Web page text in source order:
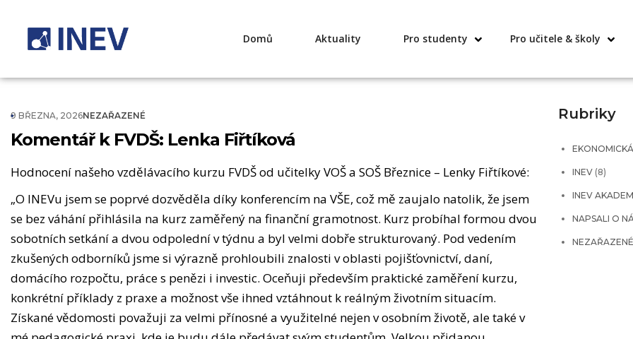
Domů Aktuality Pro studenty Pro učitele & školy
9 BŘEZNA, 2026NEZAŘAZENÉ
Komentář k FVDŠ: Lenka Fiřtíková
Hodnocení našeho vzdělávacího kurzu FVDŠ od učitelky VOŠ a SOŠ Březnice – Lenky Fiřtíkové:
„O INEVu jsem se poprvé dozvěděla díky konferencím na VŠE, což mě zaujalo natolik, že jsem
se bez váhání přihlásila na kurz zaměřený na finanční gramotnost. Kurz probíhal formou dvou
sobotních setkání a dvou odpolední v týdnu a byl velmi dobře strukturovaný. Pod vedením
zkušených odborníků jsme si výrazně prohloubili znalosti v oblasti pojišťovnictví, daní,
domácího rozpočtu, práce s penězi i investic. Oceňuji především praktické zaměření kurzu,
konkrétní příklady z praxe a možnost vše ihned vztáhnout k reálným životním situacím.
Získané vědomosti považuji za velmi přínosné a využitelné nejen v osobním životě, ale také v
Rubriky
INEV (8)
INEV
NAPSALI O
NEZAŘAZENÉ